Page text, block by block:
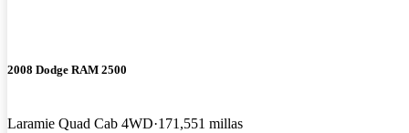
2008 Dodge RAM 2500
Laramie Quad Cab 4WD 171,551 millas